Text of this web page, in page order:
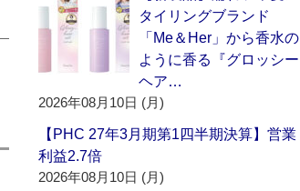
タイリングブランド
「Me＆Her」から香水の
ように香る『グロッシー
ヘア…
2026年08月10日 (月)
【PHC 27年3月期第1四半期決算】営業
利益2.7倍
2026年08月10日 (月)